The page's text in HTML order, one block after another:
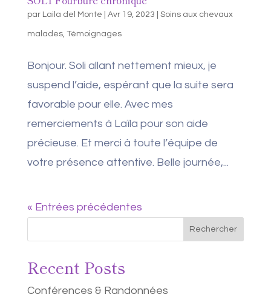
par Laila del Monte Avr 19, 2023 Soins aux chevaux
malades, Témoignages
Bonjour. Soli allant nettement mieux, je
suspend l’aide, espérant que la suite sera
favorable pour elle. Avec mes
remerciements à Laïla pour son aide
précieuse. Et merci à toute l’équipe de
votre présence attentive. Belle journée,...
« Entrées précédentes
Rechercher
Recent Posts
Conférences & Randonnées